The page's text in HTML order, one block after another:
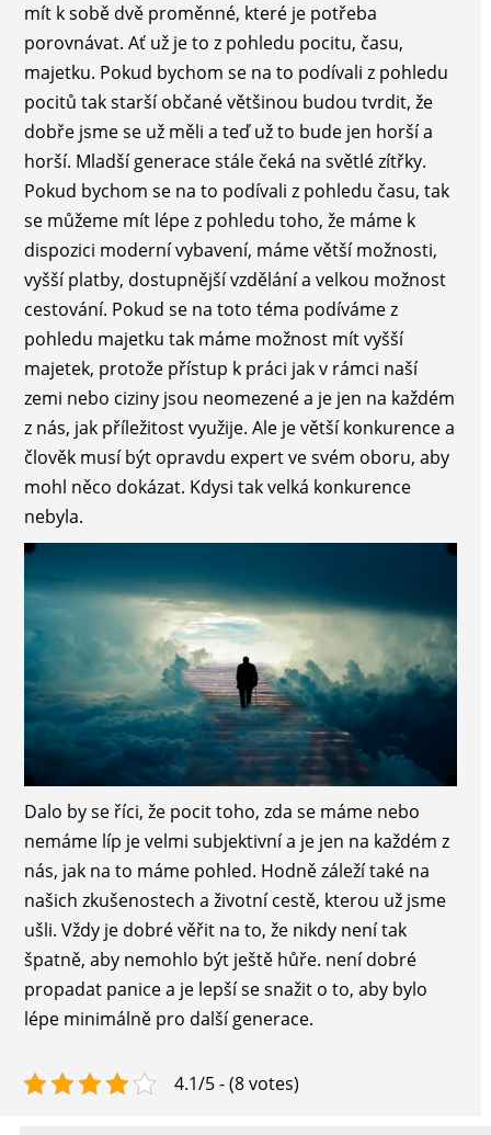
mít k sobě dvě proměnné, které je potřeba
porovnávat. Ať už je to z pohledu pocitu, času,
majetku. Pokud bychom se na to podívali z pohledu
pocitů tak starší občané většinou budou tvrdit, že
dobře jsme se už měli a teď už to bude jen horší a
horší. Mladší generace stále čeká na světlé zítřky.
Pokud bychom se na to podívali z pohledu času, tak
se můžeme mít lépe z pohledu toho, že máme k
dispozici moderní vybavení, máme větší možnosti,
vyšší platby, dostupnější vzdělání a velkou možnost
cestování. Pokud se na toto téma podíváme z
pohledu majetku tak máme možnost mít vyšší
majetek, protože přístup k práci jak v rámci naší
zemi nebo ciziny jsou neomezené a je jen na každém
z nás, jak příležitost využije. Ale je větší konkurence a
člověk musí být opravdu expert ve svém oboru, aby
mohl něco dokázat. Kdysi tak velká konkurence
nebyla.
Dalo by se říci, že pocit toho, zda se máme nebo
nemáme líp je velmi subjektivní a je jen na každém z
nás, jak na to máme pohled. Hodně záleží také na
našich zkušenostech a životní cestě, kterou už jsme
ušli. Vždy je dobré věřit na to, že nikdy není tak
špatně, aby nemohlo být ještě hůře. není dobré
propadat panice a je lepší se snažit o to, aby bylo
lépe minimálně pro další generace.
4.1/5 - (8 votes)